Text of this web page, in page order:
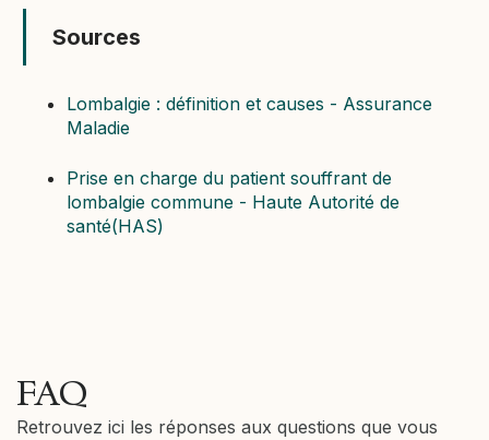
Sources
Lombalgie : définition et causes - Assurance
Maladie
Prise en charge du patient souffrant de
lombalgie commune - Haute Autorité de
santé(HAS)
FAQ
Retrouvez ici les réponses aux questions que vous